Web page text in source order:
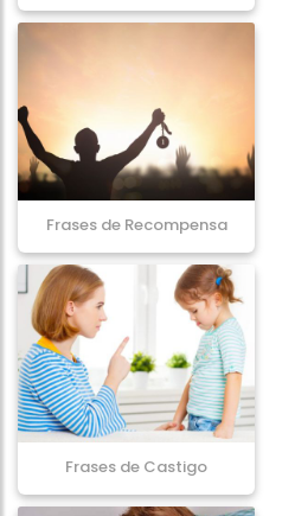
Frases de Recompensa
Frases de Castigo